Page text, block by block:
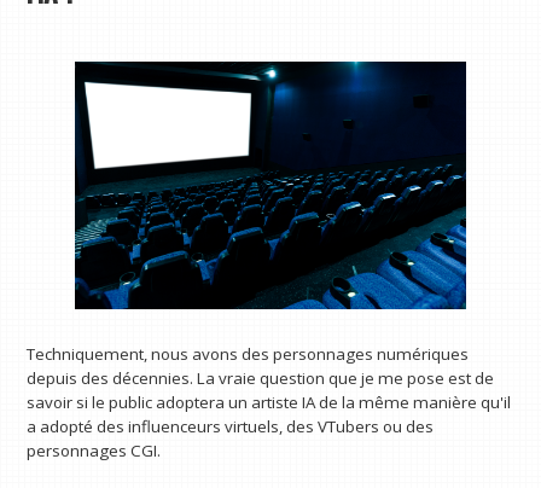
Techniquement, nous avons des personnages numériques
depuis des décennies. La vraie question que je me pose est de
savoir si le public adoptera un artiste IA de la même manière qu'il
a adopté des influenceurs virtuels, des VTubers ou des
personnages CGI.